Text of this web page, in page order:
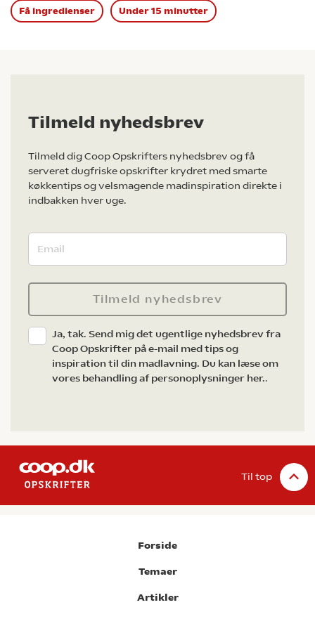
Få ingredienser Under 15 minutter
Tilmeld nyhedsbrev
Tilmeld dig Coop Opskrifters nyhedsbrev og få
serveret dugfriske opskrifter krydret med smarte
køkkentips og velsmagende madinspiration direkte i
indbakken hver uge.
Tilmeld nyhedsbrev
Ja, tak. Send mig det ugentlige nyhedsbrev fra
Coop Opskrifter på e-mail med tips og
inspiration til din madlavning. Du kan læse om
vores behandling af personoplysninger her..
Til top
Forside
Temaer
Artikler